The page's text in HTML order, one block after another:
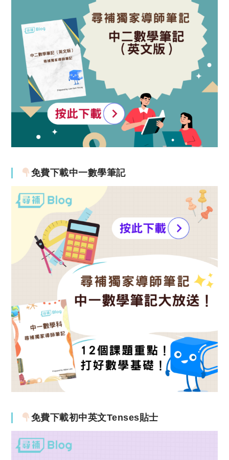
免費下載中一數學筆記
免費下載初中英文Tenses貼士